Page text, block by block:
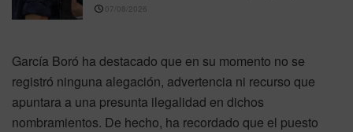
07/08/2026
García Boró ha destacado que en su momento no se
registró ninguna alegación, advertencia ni recurso que
apuntara a una presunta ilegalidad en dichos
nombramientos. De hecho, ha recordado que el puesto